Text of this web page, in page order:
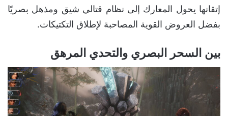
إتقانها يحول المعارك إلى نظام قتالي شيق ومذهل بصريًا
بفضل العروض القوية المصاحبة لإطلاق التكتيكات.
بين السحر البصري والتحدي المرهق